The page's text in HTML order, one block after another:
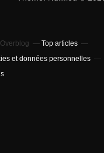
Top articles
et données personnelles